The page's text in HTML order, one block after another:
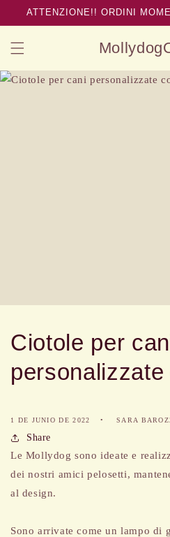
directamente
al contenido
ATTENZIONE!! ORDINI
Ciotole per
1 DE JUNIO DE 2022 SARA
Share
Le Mollydog sono ideate e
dei nostri amici pelosetti,
al design.
Sono arrivate come un lampo di